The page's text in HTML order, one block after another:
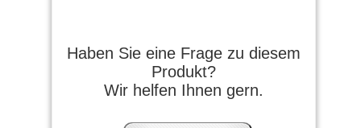
Haben Sie eine Frage zu diesem
Produkt?
Wir helfen Ihnen gern.